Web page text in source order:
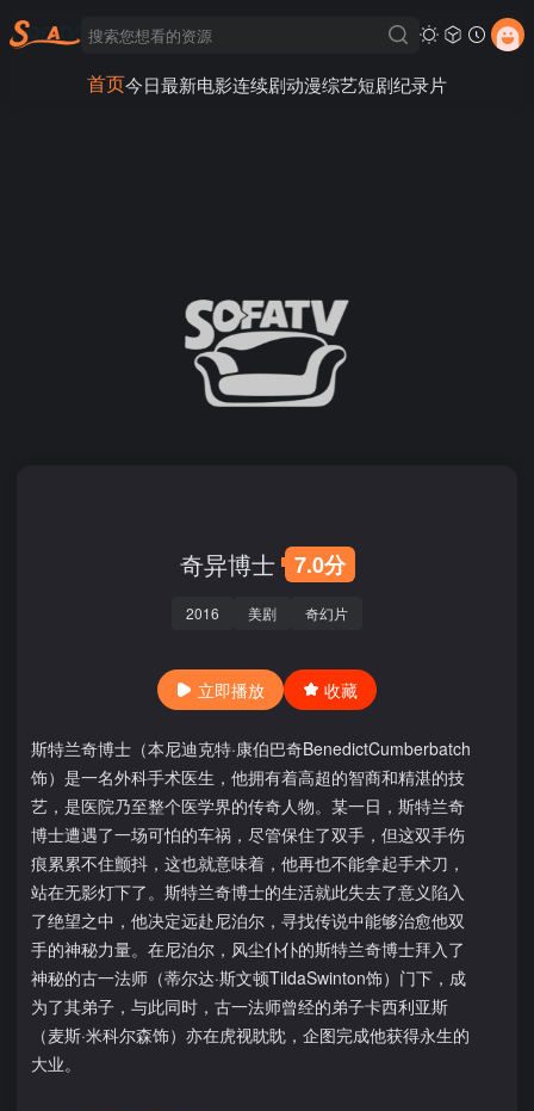
首页今日最新电影连续剧动漫综艺短剧纪录片
奇异博士 7.0分
2016 美剧 奇幻片
立即播放 收藏
斯特兰奇博士（本尼迪克特·康伯巴奇BenedictCumberbatch
饰）是一名外科手术医生，他拥有着高超的智商和精湛的技
艺，是医院乃至整个医学界的传奇人物。某一日，斯特兰奇
博士遭遇了一场可怕的车祸，尽管保住了双手，但这双手伤
痕累累不住颤抖，这也就意味着，他再也不能拿起手术刀，
站在无影灯下了。斯特兰奇博士的生活就此失去了意义陷入
了绝望之中，他决定远赴尼泊尔，寻找传说中能够治愈他双
手的神秘力量。在尼泊尔，风尘仆仆的斯特兰奇博士拜入了
神秘的古一法师（蒂尔达·斯文顿TildaSwinton饰）门下，成
为了其弟子，与此同时，古一法师曾经的弟子卡西利亚斯
（麦斯·米科尔森饰）亦在虎视眈眈，企图完成他获得永生的
大业。